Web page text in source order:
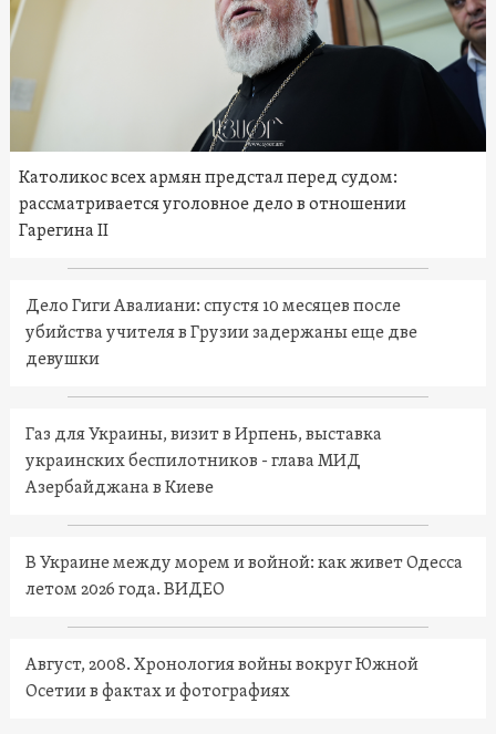
Католикос всех армян предстал перед судом:
рассматривается уголовное дело в отношении
Гарегина II
Дело Гиги Авалиани: спустя 10 месяцев после
убийства учителя в Грузии задержаны еще две
девушки
Газ для Украины, визит в Ирпень, выставка
украинских беспилотников - глава МИД
Азербайджана в Киеве
В Украине между морем и войной: как живет Одесса
летом 2026 года. ВИДЕО
Август, 2008. Хронология войны вокруг Южной
Осетии в фактах и фотографиях